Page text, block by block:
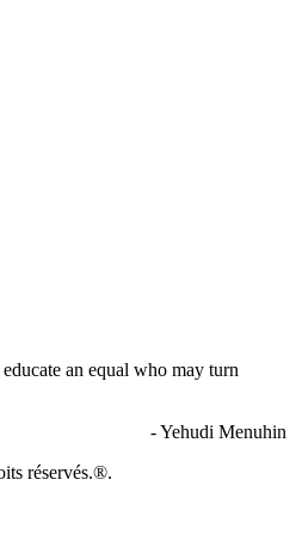
an equal who may turn
- Yehudi Menuhin
réservés.®.